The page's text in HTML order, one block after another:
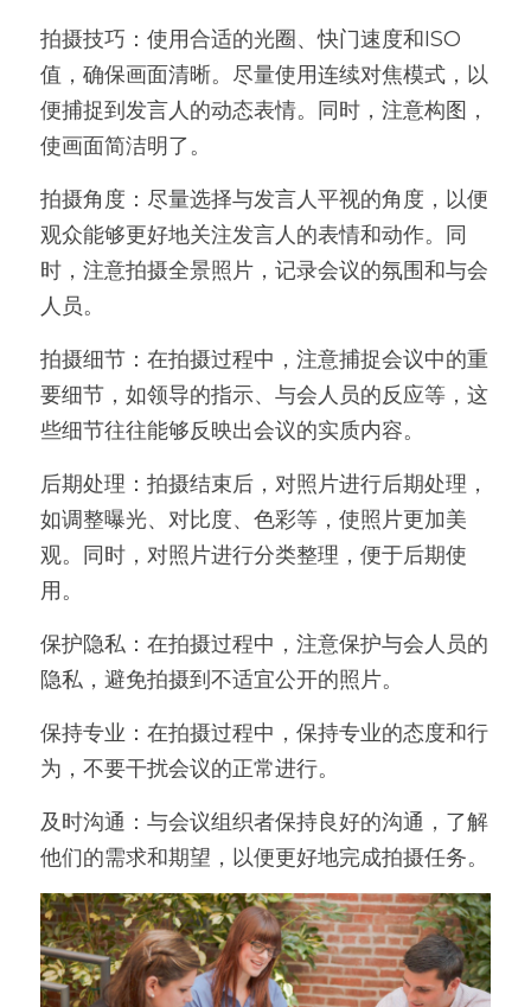
拍摄技巧：使用合适的光圈、快门速度和ISO
值，确保画面清晰。尽量使用连续对焦模式，以
便捕捉到发言人的动态表情。同时，注意构图，
使画面简洁明了。
拍摄角度：尽量选择与发言人平视的角度，以便
观众能够更好地关注发言人的表情和动作。同
时，注意拍摄全景照片，记录会议的氛围和与会
人员。
拍摄细节：在拍摄过程中，注意捕捉会议中的重
要细节，如领导的指示、与会人员的反应等，这
些细节往往能够反映出会议的实质内容。
后期处理：拍摄结束后，对照片进行后期处理，
如调整曝光、对比度、色彩等，使照片更加美
观。同时，对照片进行分类整理，便于后期使
用。
保护隐私：在拍摄过程中，注意保护与会人员的
隐私，避免拍摄到不适宜公开的照片。
保持专业：在拍摄过程中，保持专业的态度和行
为，不要干扰会议的正常进行。
及时沟通：与会议组织者保持良好的沟通，了解
他们的需求和期望，以便更好地完成拍摄任务。